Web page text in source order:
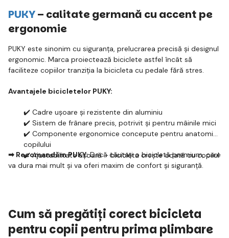
PUKY– calitate germană cu accent pe
ergonomie
PUKY este sinonim cu siguranța, prelucrarea precisă și designul
ergonomic. Marca proiectează biciclete astfel încât să
faciliteze copiilor tranziția la bicicleta cu pedale fără stres.
Avantajele bicicletelor PUKY:
✔️ Cadre ușoare și rezistente din aluminiu
✔️ Sistem de frânare precis, potrivit și pentru mâinile mici
✔️ Componente ergonomice concepute pentru anatomia
copilului
✔️ Ajustabilitate ușoară – bicicleta crește odată cu copilul
➡ Recomandăm PUKY:Dacă căutați o bicicletă premium, care
va dura mai mult și va oferi maxim de confort și siguranță.
Cum să pregătiți corect bicicleta
pentru copii pentru prima plimbare